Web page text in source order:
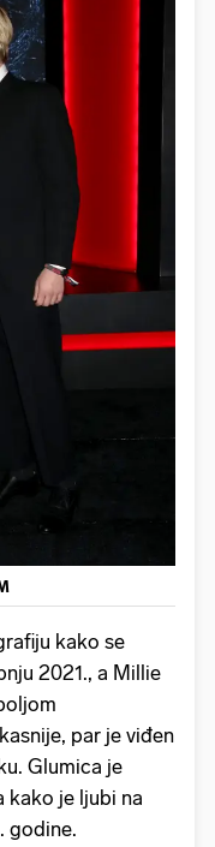
kako se
2021., a Millie
par je viđen
Glumica je
kako je ljubi na
godine.